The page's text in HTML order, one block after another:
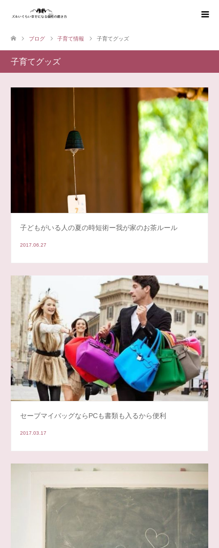
ブログ 子育て情報 子育てグッズ
子育てグッズ
子どもがいる人の夏の時短術ー我が家のお茶ルール
2017.06.27
セーブマイバッグならPCも書類も入るから便利
2017.03.17